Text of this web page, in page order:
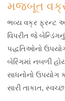
મજબૂત
ભવ્ય વક્ર ફ્રન્ટ
વિપરીત જે
પદ્ધતિઓનો
બેરિંગમાં નબળી
સાધનોનો
સારી તાકાત,